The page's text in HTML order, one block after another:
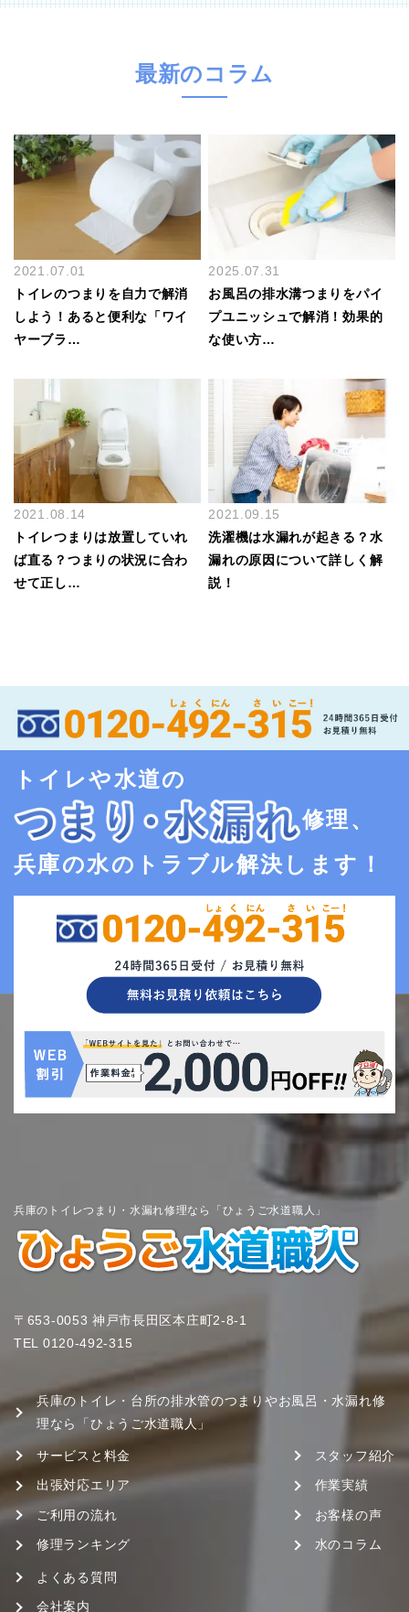
最新のコラム
2021.07.01
トイレのつまりを自力で解消
しよう！あると便利な「ワイ
ヤーブラ…
2025.07.31
お風呂の排水溝つまりをパイ
プユニッシュで解消！効果的
な使い方…
2021.08.14
トイレつまりは放置していれ
ば直る？つまりの状況に合わ
せて正し…
2021.09.15
洗濯機は水漏れが起きる？水
漏れの原因について詳しく解
説！
トイレや水道の
修理、
兵庫の水のトラブル解決します！
兵庫のトイレつまり・水漏れ修理なら「ひょうご水道職人」
〒653-0053 神戸市長田区本庄町2-8-1
TEL 0120-492-315
兵庫のトイレ・台所の排水管のつまりやお風呂・水漏れ修
理なら「ひょうご水道職人」
サービスと料金
出張対応エリア
ご利用の流れ
修理ランキング
スタッフ紹介
作業実績
お客様の声
水のコラム
よくある質問
会社案内